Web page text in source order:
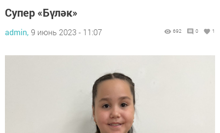
Супер «Бүләк»
admin, 9 июнь 2023 - 11:07 692 0 1